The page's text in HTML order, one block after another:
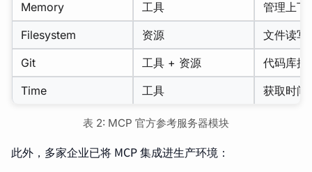
Memory
工具
管理上下
Filesystem
资源
文件读写
Git
工具 + 资源
代码库操
Time
工具 获取时间
表 2: MCP 官方参考服务器模块
此外，多家企业已将 MCP 集成进生产环境：